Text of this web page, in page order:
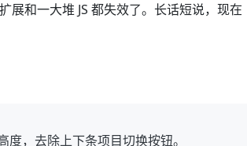
展和一大堆 JS 都失效了。长话短说，现在
，去除上下条项目切换按钮。